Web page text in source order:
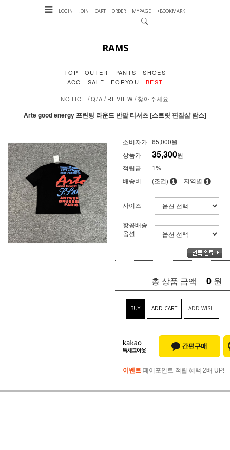
LOGIN JOIN CART ORDER MYPAGE +BOOKMARK
RAMS
TOP OUTER PANTS
SHOES
ACC
SALE FORYOU BEST
NOTICE /Q/A /REVIEW /찾아주세요
Arte good energy 프린팅 라운드 반팔 티셔츠 [스트릿 편집샵 람스]
소비자가 65,000원
상품가
35,300원
적립금
1%
배송비
(조건) 지역별
사이즈
항공배송
옵션
총 상품 금액 0 원
BUY ADD CART ADD WISH
이벤트 페이포인트 적립 혜택 2배 UP!